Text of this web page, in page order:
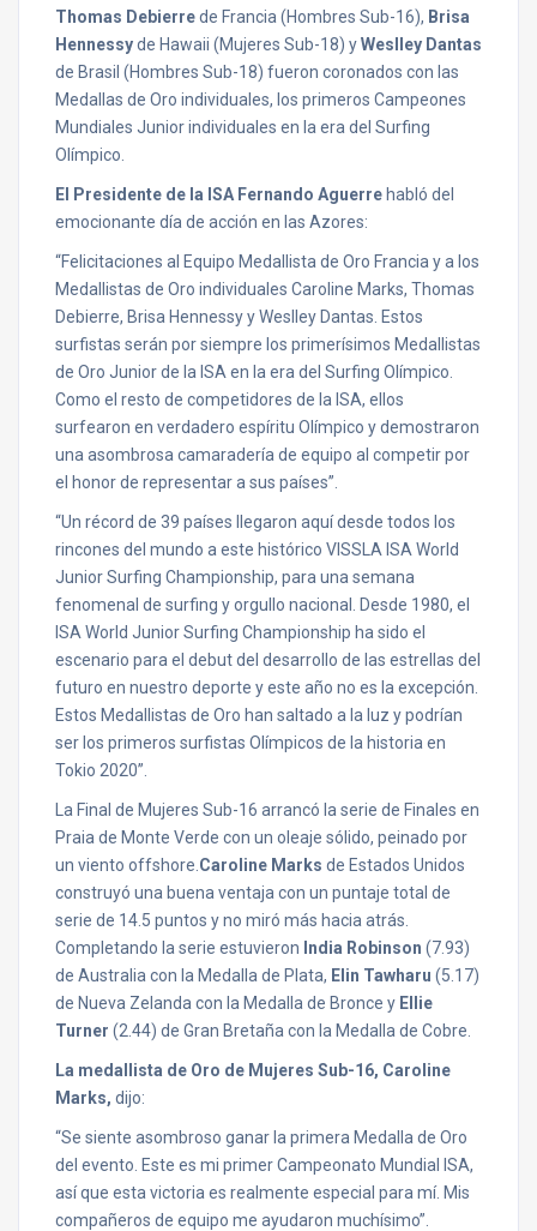
Thomas Debierrede Francia (Hombres Sub-16), Brisa
Hennessyde Hawaii (Mujeres Sub-18) yWeslley Dantas
de Brasil (Hombres Sub-18) fueron coronados con las
Medallas de Oro individuales, los primeros Campeones
Mundiales Junior individuales en la era del Surfing
Olímpico.
El Presidente de la ISA Fernando Aguerre habló del
emocionante día de acción en las Azores:
“Felicitaciones al Equipo Medallista de Oro Francia y a los
Medallistas de Oro individuales Caroline Marks, Thomas
Debierre, Brisa Hennessy y Weslley Dantas. Estos
surfistas serán por siempre los primerísimos Medallistas
de Oro Junior de la ISA en la era del Surfing Olímpico.
Como el resto de competidores de la ISA, ellos
surfearon en verdadero espíritu Olímpico y demostraron
una asombrosa camaradería de equipo al competir por
el honor de representar a sus países”.
“Un récord de 39 países llegaron aquí desde todos los
rincones del mundo a este histórico VISSLA ISA World
Junior Surfing Championship, para una semana
fenomenal de surfing y orgullo nacional. Desde 1980, el
ISA World Junior Surfing Championship ha sido el
escenario para el debut del desarrollo de las estrellas del
futuro en nuestro deporte y este año no es la excepción.
Estos Medallistas de Oro han saltado a la luz y podrían
ser los primeros surfistas Olímpicos de la historia en
Tokio 2020”.
La Final de Mujeres Sub-16 arrancó la serie de Finales en
Praia de Monte Verde con un oleaje sólido, peinado por
un viento offshore. Caroline Marks de Estados Unidos
construyó una buena ventaja con un puntaje total de
serie de 14.5 puntos y no miró más hacia atrás.
Completando la serie estuvieron India Robinson (7.93)
de Australia con la Medalla de Plata, Elin Tawharu (5.17)
de Nueva Zelanda con la Medalla de Bronce y Ellie
Turner (2.44) de Gran Bretaña con la Medalla de Cobre.
La medallista de Oro de Mujeres Sub-16, Caroline
Marks, dijo:
“Se siente asombroso ganar la primera Medalla de Oro
del evento. Este es mi primer Campeonato Mundial ISA,
así que esta victoria es realmente especial para mí. Mis
compañeros de equipo me ayudaron muchísimo”.